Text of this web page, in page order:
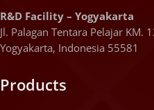
R&D Facility – Yogyakarta
Jl. Palagan Tentara Pelajar KM.
Yogyakarta, Indonesia 55581
Products